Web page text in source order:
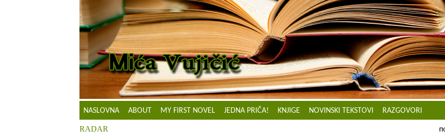
NASLOVNA ABOUT MY FIRST NOVEL JEDNA PRIČA! KNJIGE NOVINSKI TEKSTOVI RAZGOVORI
RADAR